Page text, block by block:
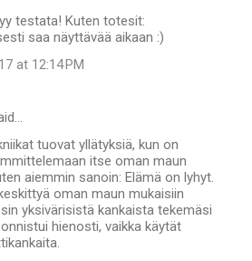
testata! Kuten totesit:
saa näyttävää aikaan :)
at 12:14 PM
tuovat yllätyksiä, kun on
itse oman maun
aiemmin sanoin: Elämä on lyhyt.
oman maun mukaisiin
yksivärisistä kankaista tekemäsi
hienosti, vaikka käytät